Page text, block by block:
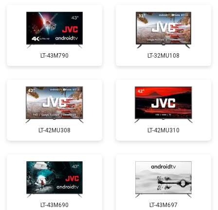
LT-43M790 LT-32MU108
LT-42MU308 LT-42MU310
LT-43M690 LT-43M697